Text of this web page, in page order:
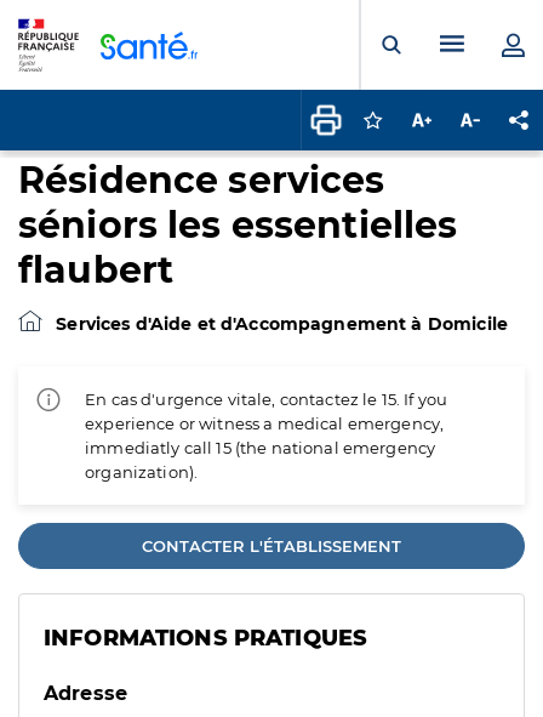
Ouvrir laMenu
Connectez-vous
Augmenter la
Résidence services
séniors les essentielles
flaubert
Services d'Aide et d'Accompagnement à Domicile
En cas d'urgence vitale, contactez le 15. If you
experience or witness a medical emergency,
immediatly call 15 (the national emergency
organization).
CONTACTER L'ÉTABLISSEMENT
INFORMATIONS PRATIQUES
Adresse